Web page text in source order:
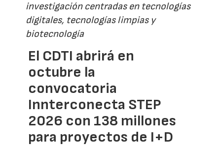
investigación centradas en tecnologías
digitales, tecnologías limpias y
biotecnología
El CDTI abrirá en
octubre la
convocatoria
Innterconecta STEP
2026 con 138 millones
para proyectos de I+D